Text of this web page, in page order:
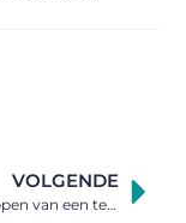
VOLGENDE
Eigenschappen van een tennisracket